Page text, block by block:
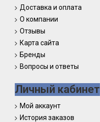
Доставка и оплата
О компании
Отзывы
Карта сайта
Бренды
Вопросы и ответы
Личный кабинет
Мой аккаунт
История заказов